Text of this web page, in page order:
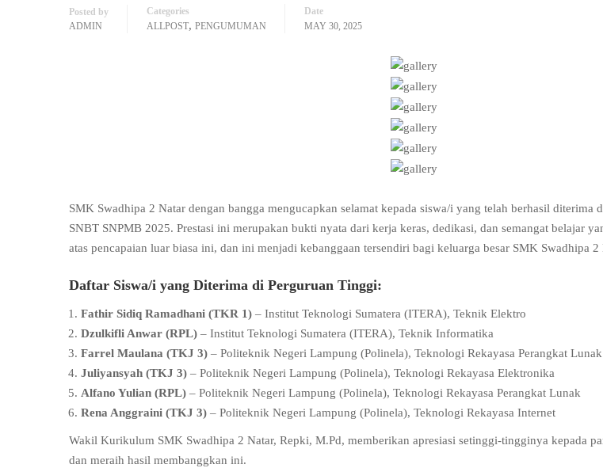
Posted by
ADMIN
Categories
ALLPOST, PENGUMUMAN
Date
MAY 30, 2025
SMK Swadhipa 2 Natar dengan bangga mengucapkan selamat kepada siswa/i yang telah berhasil
SNBT SNPMB 2025. Prestasi ini merupakan bukti nyata dari kerja keras, dedikasi, dan semangat belajar
atas pencapaian luar biasa ini, dan ini menjadi kebanggaan tersendiri bagi keluarga besar SMK Swadhipa 2
Daftar Siswa/i yang Diterima di Perguruan Tinggi:
Fathir Sidiq Ramadhani (TKR 1) – Institut Teknologi Sumatera (ITERA), Teknik Elektro
Dzulkifli Anwar (RPL) – Institut Teknologi Sumatera (ITERA), Teknik Informatika
Farrel Maulana (TKJ 3) – Politeknik Negeri Lampung (Polinela), Teknologi Rekayasa Perangkat Lunak
Juliyansyah (TKJ 3) – Politeknik Negeri Lampung (Polinela), Teknologi Rekayasa Elektronika
Alfano Yulian (RPL) – Politeknik Negeri Lampung (Polinela), Teknologi Rekayasa Perangkat Lunak
Rena Anggraini (TKJ 3) – Politeknik Negeri Lampung (Polinela), Teknologi Rekayasa Internet
Wakil Kurikulum SMK Swadhipa 2 Natar, Repki, M.Pd, memberikan apresiasi setinggi-tingginya kepada
dan meraih hasil membanggkan ini.